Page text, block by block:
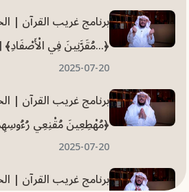
﴿...مُقَرَّنِينَ فِي الْأَصْفَادِ﴾
2025-07-20
﴿مُهْطِعِينَ مُقْنِعِي رُءُوسِهِمْ﴾
2025-07-20